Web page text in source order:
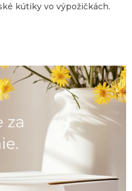
kútiky vo výpožičkách.